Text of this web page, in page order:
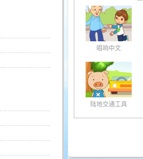
唱响中文
陆地交通工具